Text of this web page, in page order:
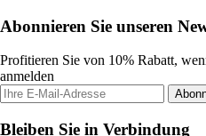
Abonnieren Sie unseren
Profitieren Sie von 10% Rabatt,
anmelden
Bleiben Sie in Verbindung